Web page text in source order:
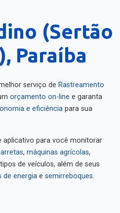
(Sertão
Paraíba
serviço de Rastreamento
orçamento on-line e garanta
e eficiência para sua
para você monitorar
, máquinas agrícolas,
de veículos, além de seus
de energia e semirreboques.